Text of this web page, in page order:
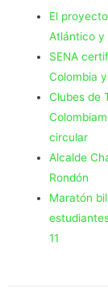
El
Atlántico y
SENA
Colombia
Clubes de
circular
Alcalde
Rondón
Maratón
11